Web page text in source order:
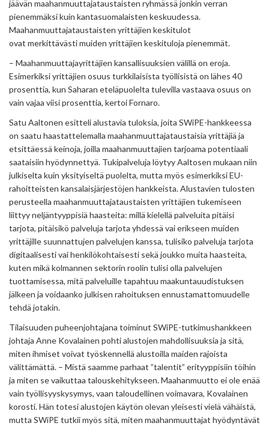
jäävän maahanmuuttajataustaisten ryhmässä jonkin verran
pienemmäksi kuin kantasuomalaisten keskuudessa.
Maahanmuuttajataustaisten yrittäjien keskitulot
ovat merkittävästi muiden yrittäjien keskituloja pienemmät.
– Maahanmuuttajayrittäjien kansallisuuksien välillä on eroja.
Esimerkiksi yrittäjien osuus turkkilaisista työllisistä on lähes 40
prosenttia, kun Saharan eteläpuolelta tulevilla vastaava osuus on
vain vajaa viisi prosenttia, kertoi Fornaro.
Satu Aaltonen esitteli alustavia tuloksia, joita SWiPE-hankkeessa
on saatu haastattelemalla maahanmuuttajataustaisia yrittäjiä ja
etsittäessä keinoja, joilla maahanmuuttajien tarjoama potentiaali
saataisiin hyödynnettyä. Tukipalveluja löytyy Aaltosen mukaan niin
julkiselta kuin yksityiseltä puolelta, mutta myös esimerkiksi EU-
rahoitteisten kansalaisjärjestöjen hankkeista. Alustavien tulosten
perusteella maahanmuuttajataustaisten yrittäjien tukemiseen
liittyy neljäntyyppisiä haasteita: millä kielellä palveluita pitäisi
tarjota, pitäisikö palveluja tarjota yhdessä vai erikseen muiden
yrittäjille suunnattujen palvelujen kanssa, tulisiko palveluja tarjota
digitaalisesti vai henkilökohtaisesti sekä joukko muita haasteita,
kuten mikä kolmannen sektorin roolin tulisi olla palvelujen
tuottamisessa, mitä palveluille tapahtuu maakuntauudistuksen
jälkeen ja voidaanko julkisen rahoituksen ennustamattomuudelle
tehdä jotakin.
Tilaisuuden puheenjohtajana toiminut SWiPE-tutkimushankkeen
johtaja Anne Kovalainen pohti alustojen mahdollisuuksia ja sitä,
miten ihmiset voivat työskennellä alustoilla maiden rajoista
välittämättä. – Mistä saamme parhaat ”talentit” erityyppisiin töihin
ja miten se vaikuttaa talouskehitykseen. Maahanmuutto ei ole enää
vain työllisyyskysymys, vaan taloudellinen voimavara, Kovalainen
korosti. Hän totesi alustojen käytön olevan yleisesti vielä vähäistä,
mutta SWiPE tutkii myös sitä, miten maahanmuuttajat hyödyntävät